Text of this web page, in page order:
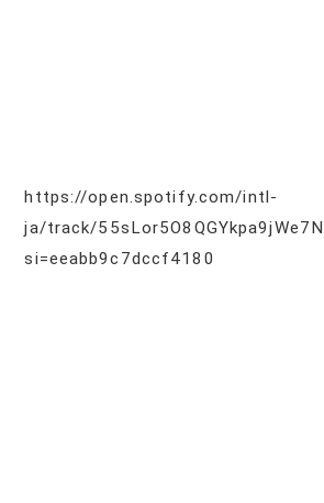
https://open.spotify.com/intl-
ja/track/
si=eeabb9c7dccf4180